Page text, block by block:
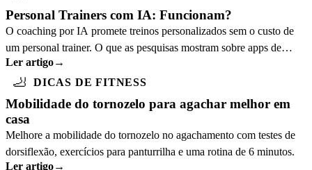
Personal Trainers com IA: Funcionam?
O coaching por IA promete treinos personalizados sem o custo de
um personal trainer. O que as pesquisas mostram sobre apps de
fitness e quem mais se beneficia.
Ler artigo→
🦶 DICAS DE FITNESS
Mobilidade do tornozelo para agachar melhor em
casa
Melhore a mobilidade do tornozelo no agachamento com testes de
dorsiflexão, exercícios para panturrilha e uma rotina de 6 minutos.
Ler artigo→